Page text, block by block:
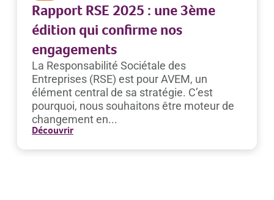
Rapport RSE 2025 : une 3ème
édition qui confirme nos
engagements
La Responsabilité Sociétale des
Entreprises (RSE) est pour AVEM, un
élément central de sa stratégie. C’est
pourquoi, nous souhaitons être moteur de
changement en...
Découvrir